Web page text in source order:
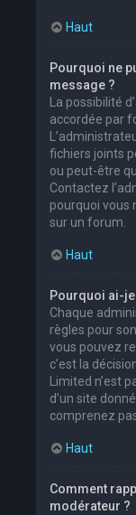
Haut
Pourquoi ne
message ?
La possibilité
accordée par
fichiers joints
ou peut-être
Contactez
pourquoi vous
sur un forum.
Haut
Pourquoi ai-
Chaque
règles pour
vous pouvez
c’est la
Limited n’est
d’un site
comprenez
Haut
Comment
modérateur ?